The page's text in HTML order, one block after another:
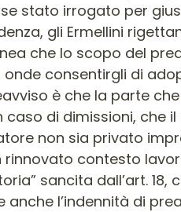
stato irrogato per
gli Ermellini
che lo scopo del
consentirgli di
è che la parte
di dimissioni, che
non sia privato
contesto
sancita dall’art. 18,
l’indennità di